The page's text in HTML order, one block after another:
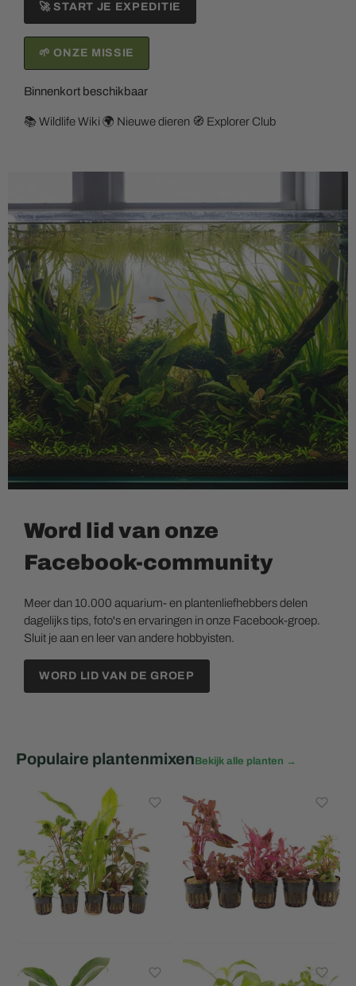
🚀 START JE EXPEDITIE
🌱 ONZE MISSIE
Binnenkort beschikbaar
📚 Wildlife Wiki 🌍 Nieuwe dieren 🧭 Explorer Club
Word lid van onze
Facebook-community
Meer dan 10.000 aquarium- en plantenliefhebbers delen
dagelijks tips, foto's en ervaringen in onze Facebook-groep.
Sluit je aan en leer van andere hobbyisten.
WORD LID VAN DE GROEP
Populaire plantenmixen Bekijk alle planten →